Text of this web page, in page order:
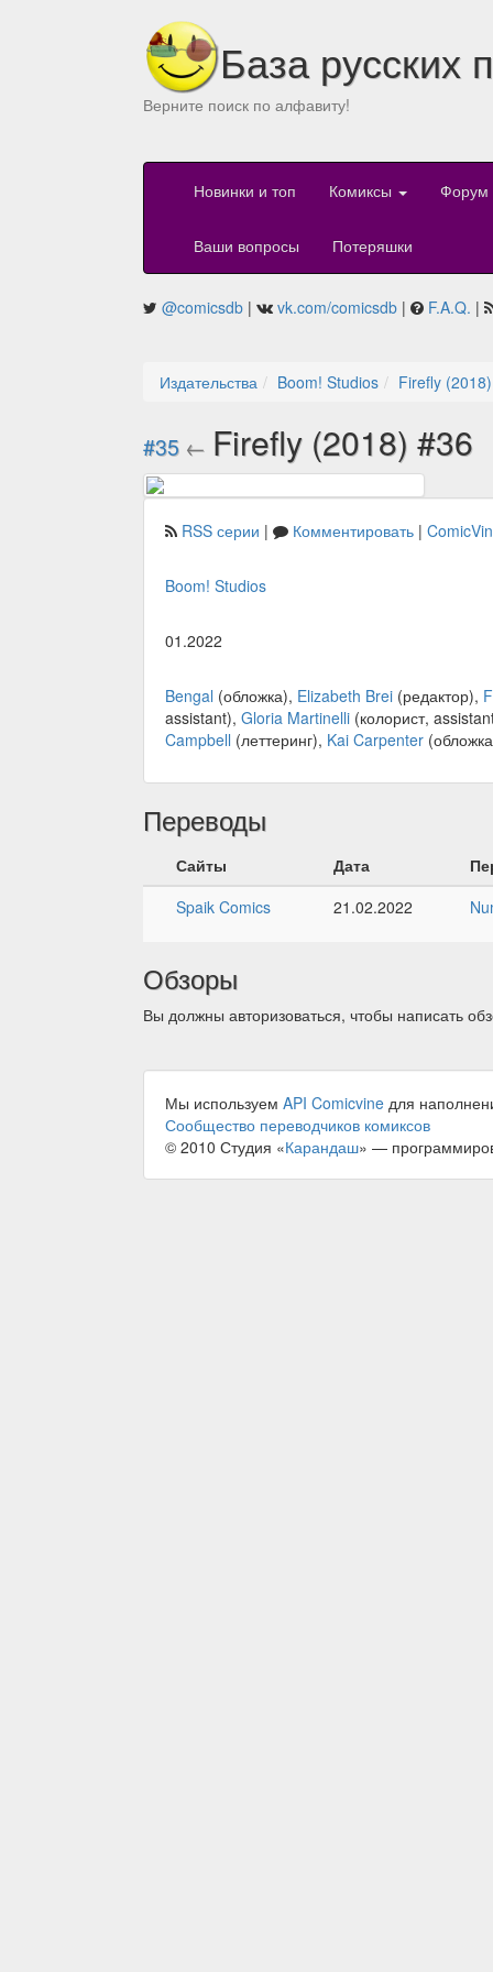
База русских
Верните поиск по алфавиту!
Новинки и топ Комиксы Форум
Ваши вопросы Потеряшки
@comicsdb | vk.com/comicsdb | F.A.Q. |
Издательства Boom! Studios Firefly (2018)
#35 ← Firefly (2018) #36
RSS серии | Комментировать |
Boom! Studios
01.2022
Bengal (обложка), Elizabeth Brei (редактор),
assistant), Gloria Martinelli (колорист,
Campbell (леттеринг), Kai Carpenter
Переводы
Сайты Дата
Spaik Comics
21.02.2022
Обзоры
Вы должны авторизоваться, чтобы написать
Мы используем API Comicvine для
Сообщество переводчиков комиксов
© 2010 Студия «Карандаш» —